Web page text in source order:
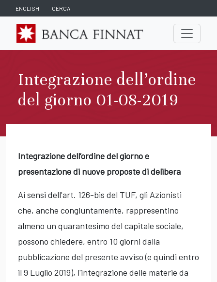
ENGLISH CERCA
Integrazione dell’ordine
del giorno 01-08-2019
Integrazione dell’ordine del giorno e
presentazione di nuove proposte di delibera
Ai sensi dell'art. 126-bis del TUF, gli Azionisti
che, anche congiuntamente, rappresentino
almeno un quarantesimo del capitale sociale,
possono chiedere, entro 10 giorni dalla
pubblicazione del presente avviso (e quindi entro
il 9 Luglio 2019), l'integrazione delle materie da